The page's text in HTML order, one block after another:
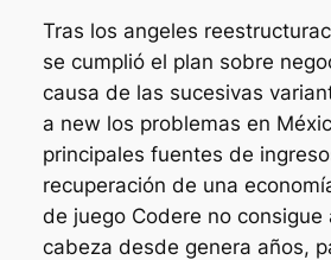
Tras los angeles
se cumplió el plan sobre
causa de las sucesivas
a new los problemas en
principales fuentes de
recuperación de una
de juego Codere no consigue
cabeza desde genera años,